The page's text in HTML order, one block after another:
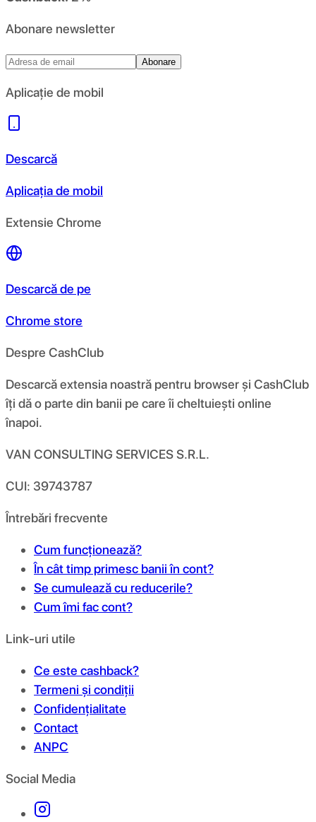
Abonare newsletter
Abonare
Aplicație de mobil
Descarcă
Aplicația de mobil
Extensie Chrome
Descarcă de pe
Chrome store
Despre CashClub
Descarcă extensia noastră pentru browser și CashClub
îți dă o parte din banii pe care îi cheltuiești online
înapoi.
VAN CONSULTING SERVICES S.R.L.
CUI: 39743787
Întrebări frecvente
Cum funcționează?
În cât timp primesc banii în cont?
Se cumulează cu reducerile?
Cum îmi fac cont?
Link-uri utile
Ce este cashback?
Termeni și condiții
Confidențialitate
Contact
ANPC
Social Media